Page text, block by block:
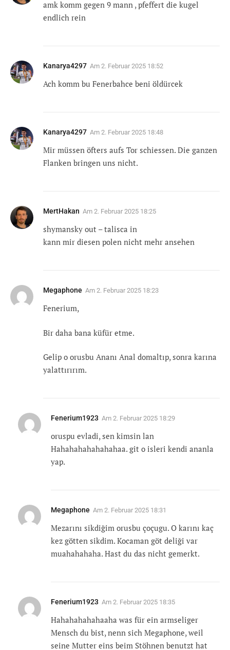
amk komm gegen 9 mann , pfeffert die kugel
endlich rein
Kanarya4297 Am 2. Februar 2025 18:52
Ach komm bu Fenerbahce beni öldürcek
Kanarya4297 Am 2. Februar 2025 18:48
Mir müssen öfters aufs Tor schiessen. Die ganzen
Flanken bringen uns nicht.
MertHakan Am 2. Februar 2025 18:25
shymansky out – talisca in
kann mir diesen polen nicht mehr ansehen
Megaphone Am 2. Februar 2025 18:23
Fenerium,
Bir daha bana küfür etme.
Gelip o orusbu Ananı Anal domaltıp, sonra karına
yalattırırım.
Fenerium1923 Am 2. Februar 2025 18:29
oruspu evladi, sen kimsin lan
Hahahahahahahahaa. git o isleri kendi ananla
yap.
Megaphone Am 2. Februar 2025 18:31
Mezarını sikdiğim orusbu çoçugu. O karını kaç
kez götten sikdim. Kocaman göt deliği var
muahahahaha. Hast du das nicht gemerkt.
Fenerium1923 Am 2. Februar 2025 18:35
Hahahahahahaaha was für ein armseliger
Mensch du bist, nenn sich Megaphone, weil
seine Mutter eins beim Stöhnen benutzt hat